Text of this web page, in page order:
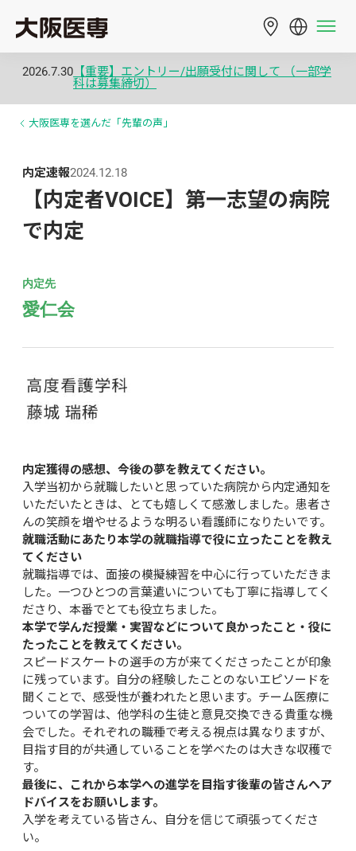
2026.7.30 【重要】エントリー/出願受付に関して （一部学
科は募集締切）
大阪医専を選んだ「先輩の声」
内定速報2024.12.18
【内定者VOICE】第一志望の病院
で内定
内定先
愛仁会
内定獲得の感想、今後の夢を教えてください。
入学当初から就職したいと思っていた病院から内定通知を
いただいたときは、とても嬉しくて感激しました。患者さ
んの笑顔を増やせるような明るい看護師になりたいです。
就職活動にあたり本学の就職指導で役に立ったことを教え
てください
就職指導では、面接の模擬練習を中心に行っていただきま
した。一つひとつの言葉遣いについても丁寧に指導してく
ださり、本番でとても役立ちました。
本学で学んだ授業・実習などについて良かったこと・役に
たったことを教えてください。
スピードスケートの選手の方が来てくださったことが印象
に残っています。自分の経験したことのないエピソードを
聞くことで、感受性が養われたと思います。チーム医療に
ついての学習は、他学科の生徒と意見交換できる貴重な機
会でした。それぞれの職種で考える視点は異なりますが、
目指す目的が共通していることを学べたのは大きな収穫で
す。
最後に、これから本学への進学を目指す後輩の皆さんへア
ドバイスをお願いします。
入学を考えている皆さん、自分を信じて頑張ってくださ
い。